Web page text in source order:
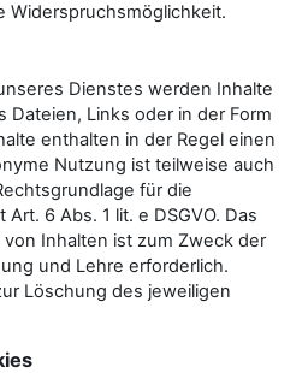
Widerspruchsmöglichkeit.
Dienstes werden Inhalte
Dateien, Links oder in der Form
enthalten in der Regel einen
Nutzung ist teilweise auch
für die
6 Abs. 1 lit. e DSGVO. Das
Inhalten ist zum Zweck der
und Lehre erforderlich.
Löschung des jeweiligen